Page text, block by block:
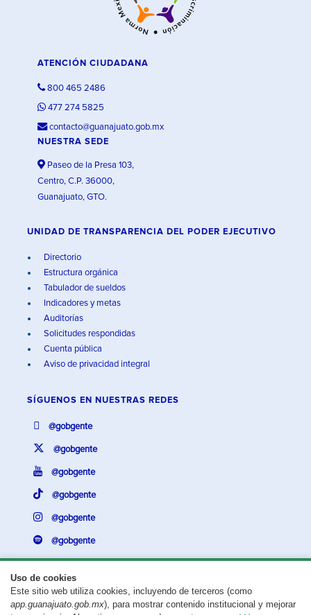
Uso de cookies
Este sitio web utiliza cookies, incluyendo de terceros (como
app.guanajuato.gob.mx), para mostrar contenido institucional y mejorar
ATENCIÓN CIUDADANA
800 465 2486
477 274 5825
contacto@guanajuato.gob.mx
NUESTRA SEDE
Paseo de la Presa 103,
Centro, C.P. 36000,
Guanajuato, GTO.
UNIDAD DE TRANSPARENCIA DEL PODER EJECUTIVO
Directorio
Estructura orgánica
Tabulador de sueldos
Indicadores y metas
Auditorías
Solicitudes respondidas
Cuenta pública
Aviso de privacidad integral
SÍGUENOS EN NUESTRAS REDES
@gobgente
@gobgente
@gobgente
@gobgente
@gobgente
@gobgente
¿Existe algún problema con esta página?Repórtalo aquí.